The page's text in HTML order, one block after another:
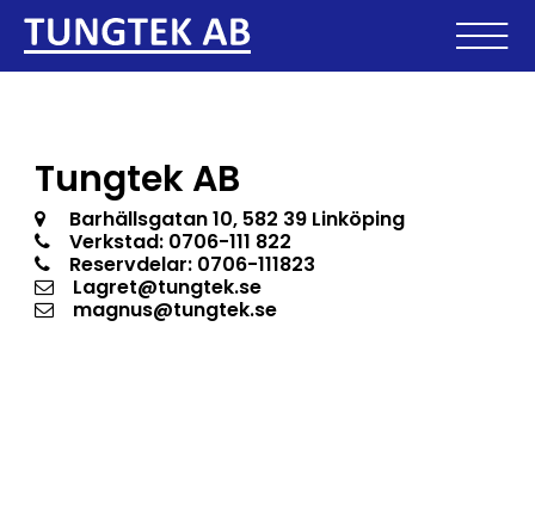
Tungtek AB
Barhällsgatan 10, 582 39 Linköping
Verkstad: 0706-111 822
Reservdelar: 0706-111823
Lagret@tungtek.se
magnus@tungtek.se